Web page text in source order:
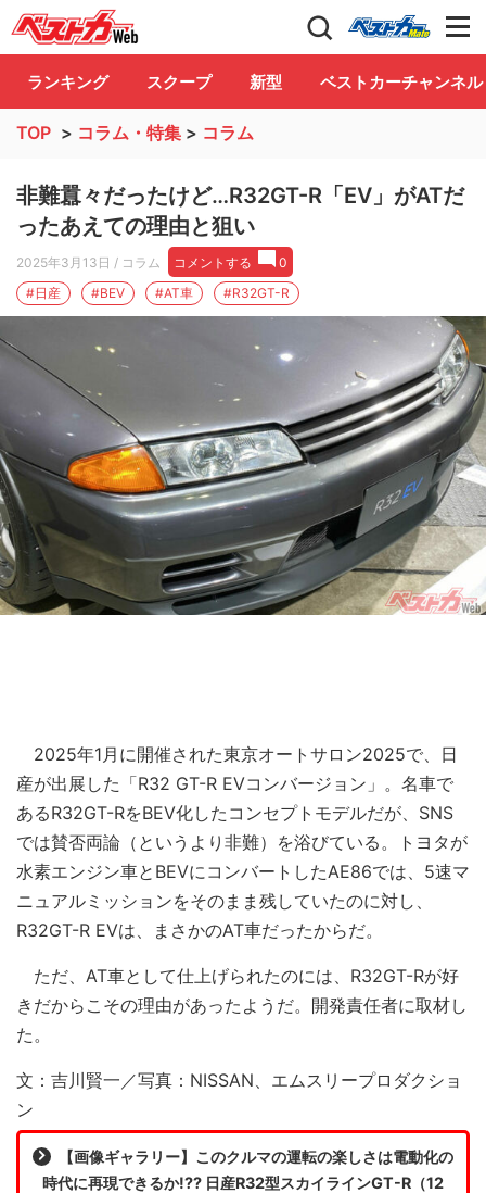
自動車情報誌「ベストカー」 Club
ランキング スクープ 新型 ベストカーチャンネル
TOP > コラム・特集 > コラム
非難囂々だったけど…R32GT-R「EV」がATだ
ったあえての理由と狙い
2025年3月13日 / コラム コメントする
0
#日産
#BEV #AT車 #R32GT-R
2025年1月に開催された東京オートサロン2025で、日
産が出展した「R32 GT-R EVコンバージョン」。名車で
あるR32GT-RをBEV化したコンセプトモデルだが、SNS
では賛否両論（というより非難）を浴びている。トヨタが
水素エンジン車とBEVにコンバートしたAE86では、5速マ
ニュアルミッションをそのまま残していたのに対し、
R32GT-R EVは、まさかのAT車だったからだ。
ただ、AT車として仕上げられたのには、R32GT-Rが好
きだからこその理由があったようだ。開発責任者に取材し
た。
文：吉川賢一／写真：NISSAN、エムスリープロダクショ
ン
【画像ギャラリー】このクルマの運転の楽しさは電動化の
時代に再現できるか!?? 日産R32型スカイラインGT-R（12